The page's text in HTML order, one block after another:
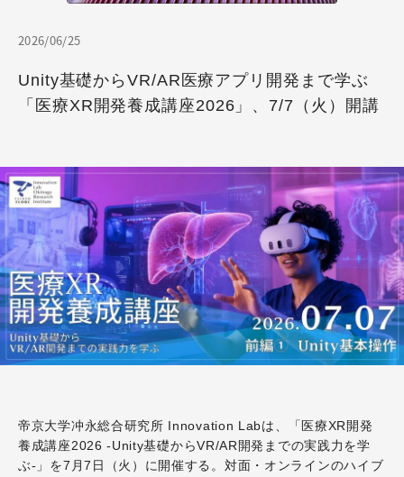
2026/06/25
Unity基礎からVR/AR医療アプリ開発まで学ぶ
「医療XR開発養成講座2026」、7/7（火）開講
帝京大学冲永総合研究所 Innovation Labは、「医療XR開発
養成講座2026 -Unity基礎からVR/AR開発までの実践力を学
ぶ-」を7月7日（火）に開催する。対面・オンラインのハイブ